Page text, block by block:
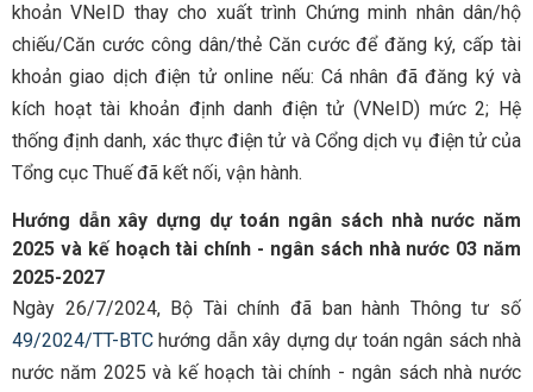
khoản VNeID thay cho xuất trình Chứng minh nhân dân/hộ
chiếu/Căn cước công dân/thẻ Căn cước để đăng ký, cấp tài
khoản giao dịch điện tử online nếu: Cá nhân đã đăng ký và
kích hoạt tài khoản định danh điện tử (VNeID) mức 2; Hệ
thống định danh, xác thực điện tử và Cổng dịch vụ điện tử của
Tổng cục Thuế đã kết nối, vận hành.
Hướng dẫn xây dựng dự toán ngân sách nhà nước năm
2025 và kế hoạch tài chính - ngân sách nhà nước 03 năm
2025-2027
Ngày 26/7/2024, Bộ Tài chính đã ban hành Thông tư số
49/2024/TT-BTC hướng dẫn xây dựng dự toán ngân sách nhà
nước năm 2025 và kế hoạch tài chính - ngân sách nhà nước